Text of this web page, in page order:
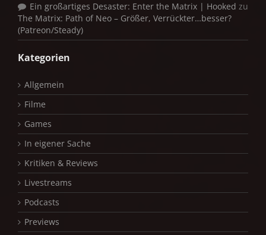
Ein großartiges Desaster: Enter the Matrix | Hooked zu
The Matrix: Path of Neo – Größer, Verrückter…besser?
(Patreon/Steady)
Kategorien
Allgemein
Filme
Games
In eigener Sache
Kritiken & Reviews
Livestreams
Podcasts
Previews